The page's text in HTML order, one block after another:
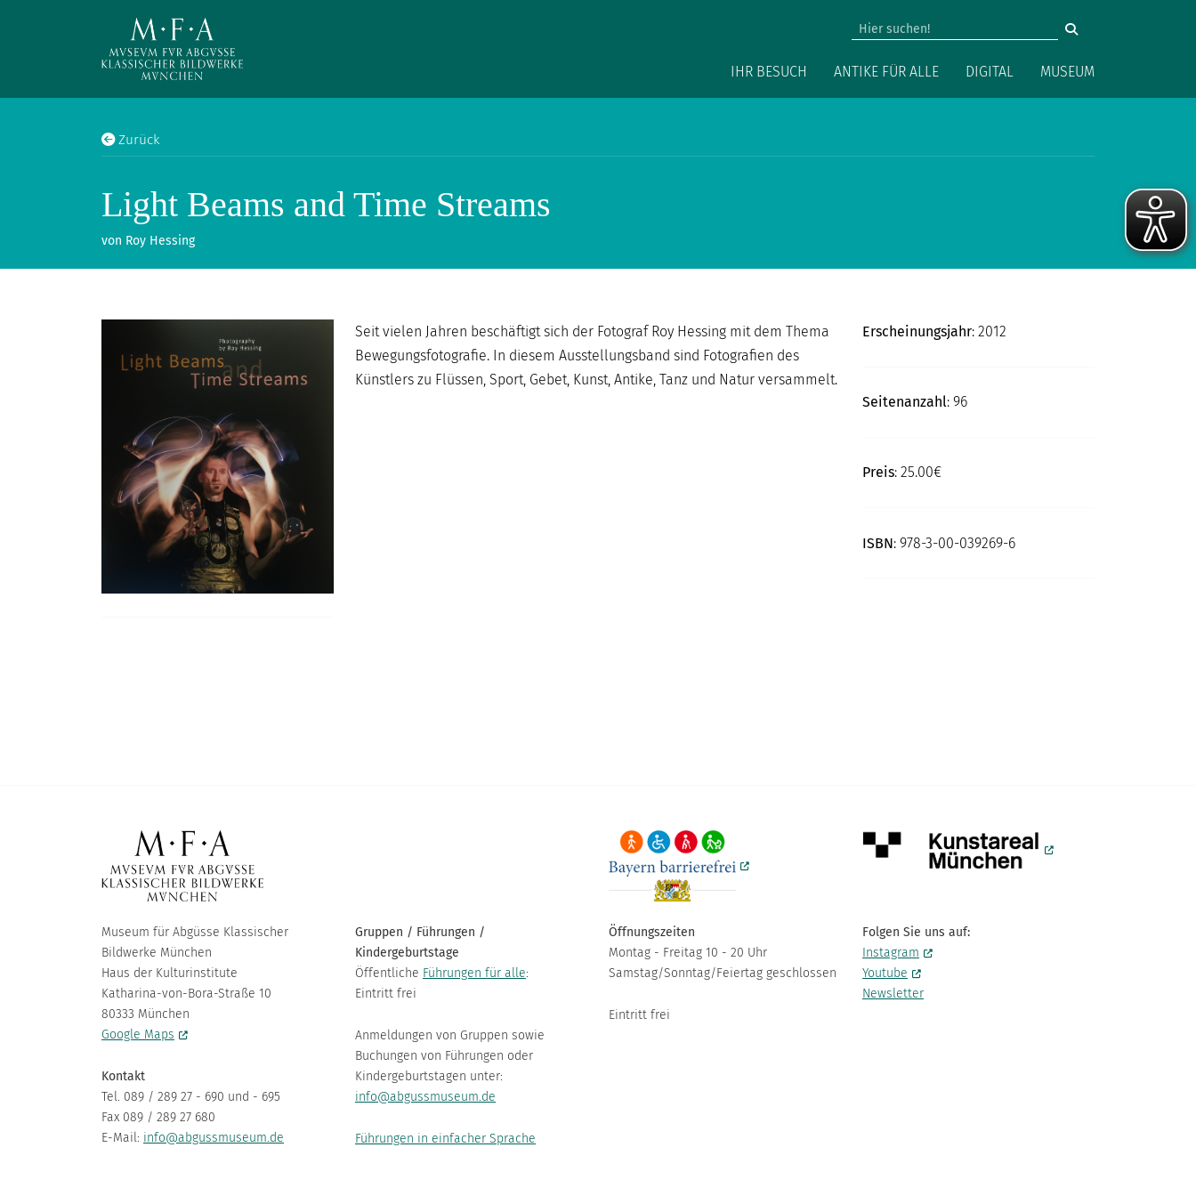
Main navigation
Main navigation
IHR BESUCH ANTIKE FÜR ALLE DIGITAL MUSEUM
Zurück
Light Beams and Time Streams
von Roy Hessing
Seit vielen Jahren beschäftigt sich der Fotograf Roy Hessing mit dem Thema
Bewegungsfotografie. In diesem Ausstellungsband sind Fotografien des
Künstlers zu Flüssen, Sport, Gebet, Kunst, Antike, Tanz und Natur versammelt.
Erscheinungsjahr: 2012
Seitenanzahl: 96
Preis: 25.00€
ISBN: 978-3-00-039269-6
Museum für Abgüsse Klassischer
Bildwerke München
Haus der Kulturinstitute
Katharina-von-Bora-Straße 10
80333 München
Google Maps
Kontakt
Tel. 089 / 289 27 - 690 und - 695
Fax 089 / 289 27 680
E-Mail: info@abgussmuseum.de
Gruppen / Führungen /
Kindergeburtstage
Öffentliche Führungen für alle:
Eintritt frei
Anmeldungen von Gruppen sowie
Buchungen von Führungen oder
Kindergeburtstagen unter:
info@abgussmuseum.de
Führungen in einfacher Sprache
Öffnungszeiten
Montag - Freitag 10 - 20 Uhr
Samstag/Sonntag/Feiertag geschlossen
Eintritt frei
Folgen Sie uns auf:
Instagram
Youtube
Newsletter